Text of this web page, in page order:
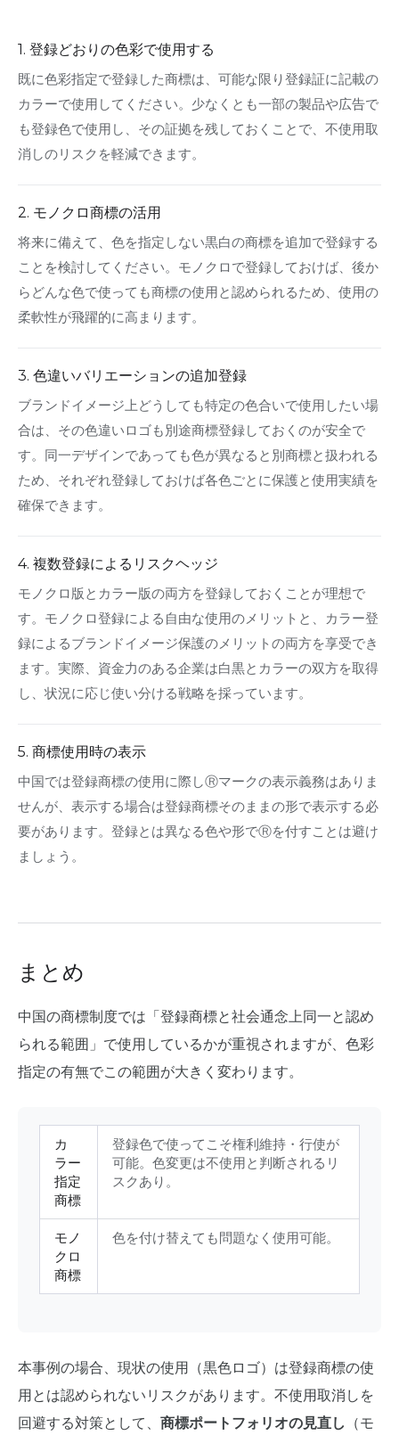
1. 登録どおりの色彩で使用する
既に色彩指定で登録した商標は、可能な限り登録証に記載の
カラーで使用してください。少なくとも一部の製品や広告で
も登録色で使用し、その証拠を残しておくことで、不使用取
消しのリスクを軽減できます。
2. モノクロ商標の活用
将来に備えて、色を指定しない黒白の商標を追加で登録する
ことを検討してください。モノクロで登録しておけば、後か
らどんな色で使っても商標の使用と認められるため、使用の
柔軟性が飛躍的に高まります。
3. 色違いバリエーションの追加登録
ブランドイメージ上どうしても特定の色合いで使用したい場
合は、その色違いロゴも別途商標登録しておくのが安全で
す。同一デザインであっても色が異なると別商標と扱われる
ため、それぞれ登録しておけば各色ごとに保護と使用実績を
確保できます。
4. 複数登録によるリスクヘッジ
モノクロ版とカラー版の両方を登録しておくことが理想で
す。モノクロ登録による自由な使用のメリットと、カラー登
録によるブランドイメージ保護のメリットの両方を享受でき
ます。実際、資金力のある企業は白黒とカラーの双方を取得
し、状況に応じ使い分ける戦略を採っています。
5. 商標使用時の表示
中国では登録商標の使用に際しⓇマークの表示義務はありま
せんが、表示する場合は登録商標そのままの形で表示する必
要があります。登録とは異なる色や形でⓇを付すことは避け
ましょう。
まとめ
中国の商標制度では「登録商標と社会通念上同一と認め
られる範囲」で使用しているかが重視されますが、色彩
指定の有無でこの範囲が大きく変わります。
カ
ラー
指定
商標
登録色で使ってこそ権利維持・行使が
可能。色変更は不使用と判断されるリ
スクあり。
モノ
クロ
商標
色を付け替えても問題なく使用可能。
本事例の場合、現状の使用（黒色ロゴ）は登録商標の使
用とは認められないリスクがあります。不使用取消しを
回避する対策として、 商標ポートフォリオの見直し
（モ